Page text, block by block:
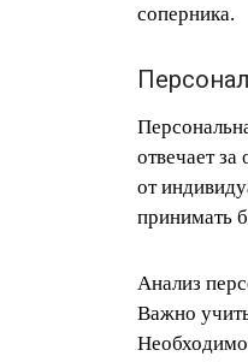
соперника.
отвечает
от
принимать
Анализ
Важно
Необходимо